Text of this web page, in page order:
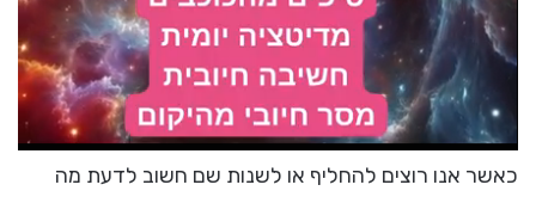
כאשר אנו רוצים להחליף או לשנות שם חשוב לדעת מה